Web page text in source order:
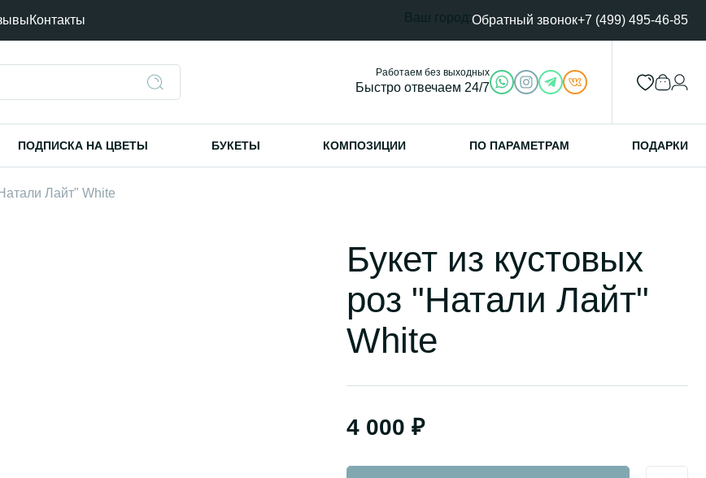
Контакты Ваш город:Обратный звонок+7 (499) 495-46-85
Работаем без выходных
Быстро отвечаем 24/7
ПОДПИСКА НА ЦВЕТЫ БУКЕТЫ КОМПОЗИЦИИ ПО ПАРАМЕТРАМ ПОДАРКИ
Лайт" White
Букет из кустовых
роз "Натали Лайт"
White
4 000 ₽